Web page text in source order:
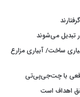
تبدیل می‌شوند
ساخت/ آبیاری مزارع
با چت‌جی‌پی‌تی
اهداف است